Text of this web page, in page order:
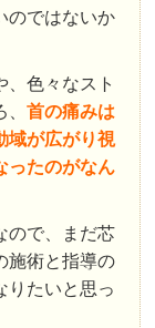
のではないか
、色々なスト
、首の痛みは
域が広がり視
ったのがなん
ので、まだ芯
施術と指導の
りたいと思っ